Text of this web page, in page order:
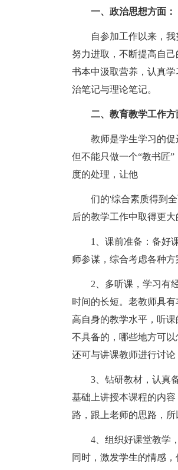
一、政治思想方面：
自参加工作以来，
努力进取，不断提高自
书本中汲取营养，认真
治笔记与理论笔记。
二、教育教学工作方
教师是学生学习的
但不能只做一个“教书匠
度的处理，让他
们的'综合素质得到
后的教学工作中取得更大
1、课前准备：备好
师参谋，综合考虑各种
2、多听课，学习有
时间的长短。老教师具
高自身的教学水平，听
不具备的，哪些地方可
还可与讲课教师进行讨论
3、钻研教材，认真
基础上讲授本课程的内
路，跟上老师的思路，所
4、组织好课堂教学
同时，激发学生的情感